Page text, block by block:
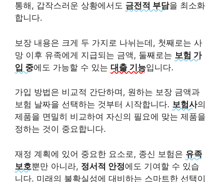
통해, 갑작스러운 상황에서도 금전적 부담을 최소화
합니다.
보장 내용은 크게 두 가지로 나뉘는데, 첫째로는 사
망 이후 유족에게 지급되는 금액, 둘째로는 보험 가
입 중에도 가능할 수 있는 대출 기능입니다.
가입 방법은 비교적 간단하며, 원하는 보장 금액과
보험 날짜을 선택하는 것부터 시작합니다. 보험사의
제품을 면밀히 비교하여 자신의 필요에 맞는 제품을
정하는 것이 중요합니다.
재정 계획에 있어 중요한 요소로, 종신 보험은 유족
보호뿐만 아니라, 정서적 안정에도 기여할 수 있습
니다. 미래의 불확실성에 대비하는 스마트한 선택이